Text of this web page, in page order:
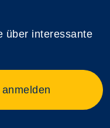
über interessante